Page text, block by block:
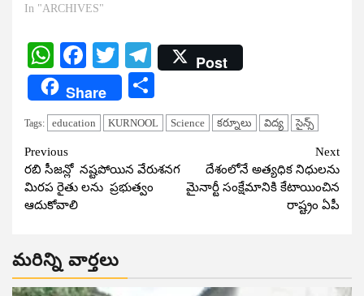
In "ARCHIVES"
WhatsApp
Facebook
TwitterTelegram
Post
Share
Tags: education KURNOOL Science కర్నూలు విద్య సైన్స్​
Continue
Reading
Previous
రబి సీజన్లో నష్టపోయిన వేరుశనగ
మిరప రైతు లను ప్రభుత్వం
ఆదుకోవాలి
Next
దేశంలోనే అత్యధిక నిధులను
మైనార్టీ సంక్షేమానికి కేటాయించిన
రాష్ట్రం ఏపీ
మరిన్ని వార్తలు